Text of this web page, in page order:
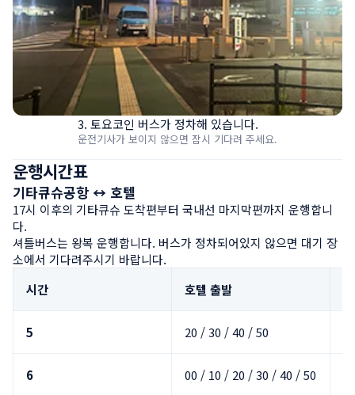
3. 토요코인 버스가 정차해 있습니다.
운전기사가 보이지 않으면 잠시 기다려 주세요.
운행시간표
기타큐슈공항 ↔ 호텔
17시 이후의 기타큐슈 도착편부터 국내선 마지막편까지 운행합니
다.
셔틀버스는 왕복 운행합니다. 버스가 정차되어있지 않으면 대기 장
소에서 기다려주시기 바랍니다.
시간
호텔 출발
5 20 / 30 / 40 / 50
6 00 / 10 / 20 / 30 / 40 / 50